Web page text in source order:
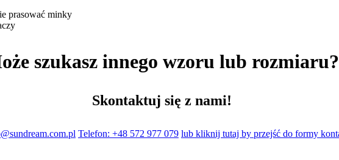
prasować minky
szukasz innego wzoru lub rozmiaru?
Skontaktuj się z nami!
Telefon: +48 572 977 079 lub kliknij tutaj by przejść do formy